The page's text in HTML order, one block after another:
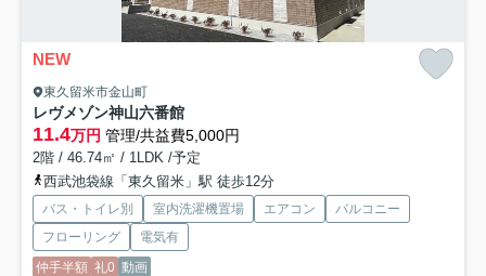
NEW
東久留米市金山町
レヴメゾン神山六番館
11.4万円 管理/共益費5,000円
2階 / 46.74㎡ / 1LDK /予定
西武池袋線「東久留米」駅 徒歩12分
バス・トイレ別 室内洗濯機置場 エアコン
バルコニー
フローリング
電気有
仲手半額 礼0 動画